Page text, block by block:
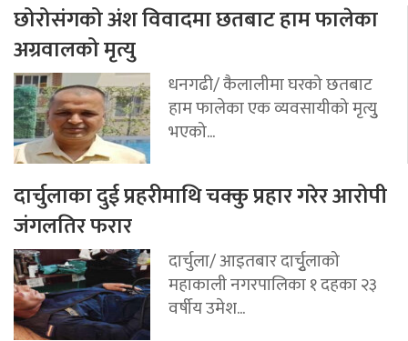
छोरोसंगको अंश विवादमा छतबाट हाम फालेका
अग्रवालको मृत्यु
धनगढी/ कैलालीमा घरको छतबाट
हाम फालेका एक व्यवसायीको मृत्युु
भएको...
दार्चुलाका दुई प्रहरीमाथि चक्कु प्रहार गरेर आरोपी
जंगलतिर फरार
दार्चुला/ आइतबार दार्चुृलाको
महाकाली नगरपालिका १ दहका २३
वर्षीय उमेश...